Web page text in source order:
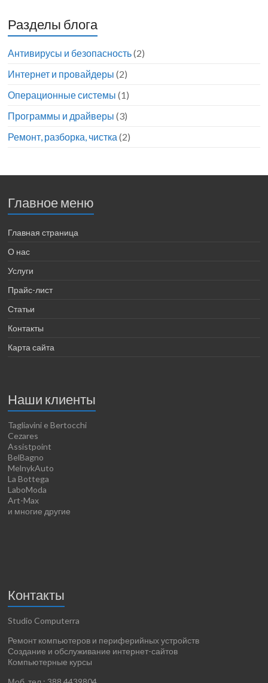
Разделы блога
Антивирусы и безопасность(2)
Интернет и провайдеры (2)
Операционные системы (1)
Программы и драйверы (3)
Ремонт, разборка, чистка (2)
Главное меню
Главная страница
О нас
Услуги
Прайс-лист
Статьи
Контакты
Карта сайта
Наши клиенты
Tagliavini e Bertocchi
Cezares
Assistpoint
BelBagno
MelnykAuto
La Bottega
LaboModa
Art-Max
и многие другие
Контакты
Studio Computerra
Ремонт компьютеров и периферийных устройств
Создание и обслуживание интернет-сайтов
Компьютерные курсы